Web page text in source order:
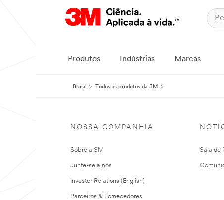
Produtos Indústrias Marcas
Brasil Todos os produtos da 3M
NOSSA COMPANHIA
Sobre a 3M
Junte-se a nós
Investor Relations (English)
Parceiros & Fornecedores
Sala de